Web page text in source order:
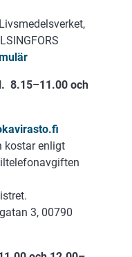
8.15–11.00 och
kostar enligt
3, 00790